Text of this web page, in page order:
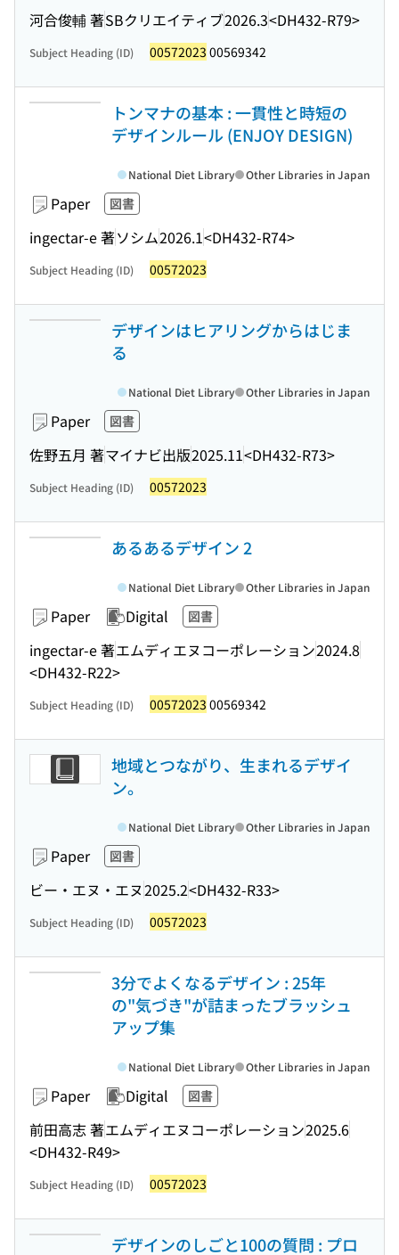
河合俊輔 著SBクリエイティブ2026.3<DH432-R79>
Subject Heading (ID) 00572023 00569342
トンマナの基本 : 一貫性と時短の
デザインルール (ENJOY DESIGN)
Paper 図書
ingectar-e 著ソシム2026.1<DH432-R74>
National Diet Library Other Libraries in Japan
Subject Heading (ID) 00572023
デザインはヒアリングからはじま
る
Paper 図書
佐野五月 著マイナビ出版2025.11<DH432-R73>
National Diet Library Other Libraries in Japan
Subject Heading (ID) 00572023
あるあるデザイン 2
Paper Digital 図書
ingectar-e 著エムディエヌコーポレーション2024.8
<DH432-R22>
National Diet Library Other Libraries in Japan
Subject Heading (ID) 00572023 00569342
地域とつながり、生まれるデザイ
ン。
Paper 図書
ビー・エヌ・エヌ2025.2<DH432-R33>
National Diet Library Other Libraries in Japan
Subject Heading (ID) 00572023
3分でよくなるデザイン : 25年
の"気づき"が詰まったブラッシュ
アップ集
Paper Digital 図書
前田高志 著エムディエヌコーポレーション2025.6
<DH432-R49>
National Diet Library Other Libraries in Japan
Subject Heading (ID) 00572023
デザインのしごと100の質問 : プロ